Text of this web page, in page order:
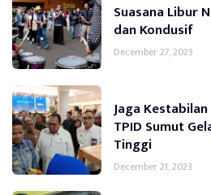
Suasana Libur
dan Kondusif
December 27, 2023
Jaga
TPID Sumut
Tinggi
December 21, 2023